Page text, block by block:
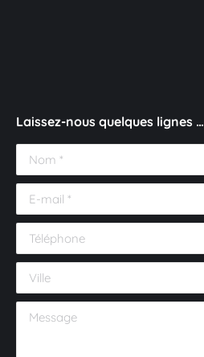
Laissez-nous quelques lignes …
Nom *
E-mail *
Téléphone
Ville
Message